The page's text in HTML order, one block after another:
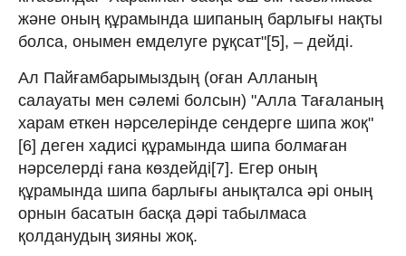
және оның құрамында шипаның барлығы нақты
болса, онымен емделуге рұқсат"[5], – дейді.
Ал Пайғамбарымыздың (оған Алланың
салауаты мен сәлемі болсын) "Алла Тағаланың
харам еткен нәрселерінде сендерге шипа жоқ"
[6] деген хадисі құрамында шипа болмаған
нәрселерді ғана көздейді[7]. Егер оның
құрамында шипа барлығы анықталса әрі оның
орнын басатын басқа дәрі табылмаса
қолданудың зияны жоқ.